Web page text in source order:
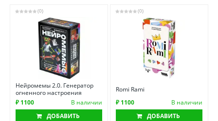
(0)
Нейромемы 2.0. Генератор
огненного настроения
₽ 1100
В наличии
ДОБАВИТЬ
(0)
Romi Rami
₽ 1100
В наличии
ДОБАВИТЬ